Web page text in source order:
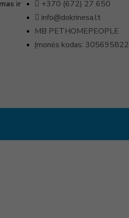
ir
+370 (672) 27 650
info@dokrinesa.lt
MB PETHOMEPEOPLE
Įmonės kodas: 305695822